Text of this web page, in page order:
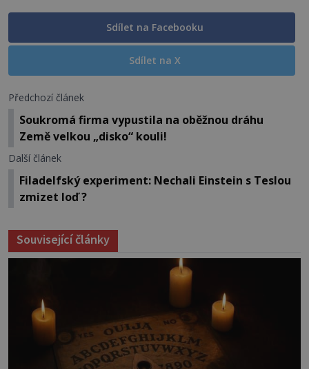
Sdílet na Facebooku
Sdílet na X
Předchozí článek
Soukromá firma vypustila na oběžnou dráhu
Země velkou „disko“ kouli!
Další článek
Filadelfský experiment: Nechali Einstein s Teslou
zmizet loď ?
Související články